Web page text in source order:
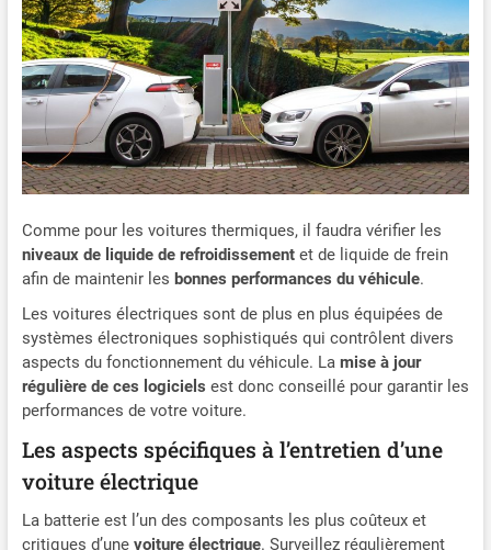
Comme pour les voitures thermiques, il faudra vérifier les
niveaux de liquide de refroidissementet de liquide de frein
afin de maintenir les bonnes performances du véhicule.
Les voitures électriques sont de plus en plus équipées de
systèmes électroniques sophistiqués qui contrôlent divers
aspects du fonctionnement du véhicule. Lamise à jour
régulière de ces logiciels est donc conseillé pour garantir les
performances de votre voiture.
Les aspects spécifiques à l’entretien d’une
voiture électrique
La batterie est l’un des composants les plus coûteux et
critiques d’une voiture électrique. Surveillez régulièrement